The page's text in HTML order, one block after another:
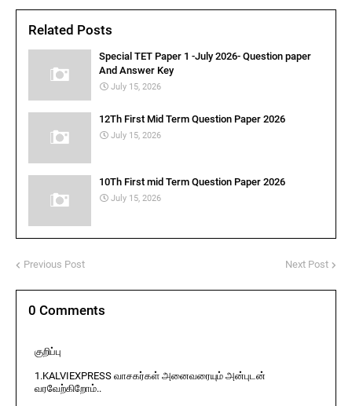
Related Posts
Special TET Paper 1 -July 2026- Question paper
And Answer Key
July 15, 2026
12Th First Mid Term Question Paper 2026
July 15, 2026
10Th First mid Term Question Paper 2026
July 15, 2026
Previous Post Next Post
0 Comments
குறிப்பு
1.KALVIEXPRESS வாசகர்கள் அனைவரையும் அன்புடன்
வரவேற்கிறோம்..